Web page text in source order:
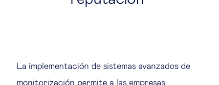
La implementación de sistemas avanzados de
monitorización permite a las empresas